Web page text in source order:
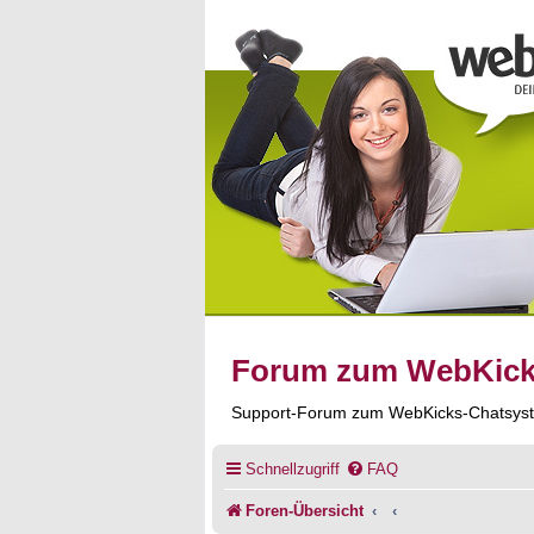
Forum zum
Support-Forum zum WebKicks-
Schnellzugriff FAQ
Foren-Übersicht